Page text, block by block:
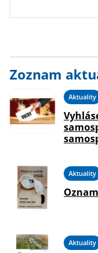
Zoznam
Aktuality
Aktuality
Oznam
Aktuality